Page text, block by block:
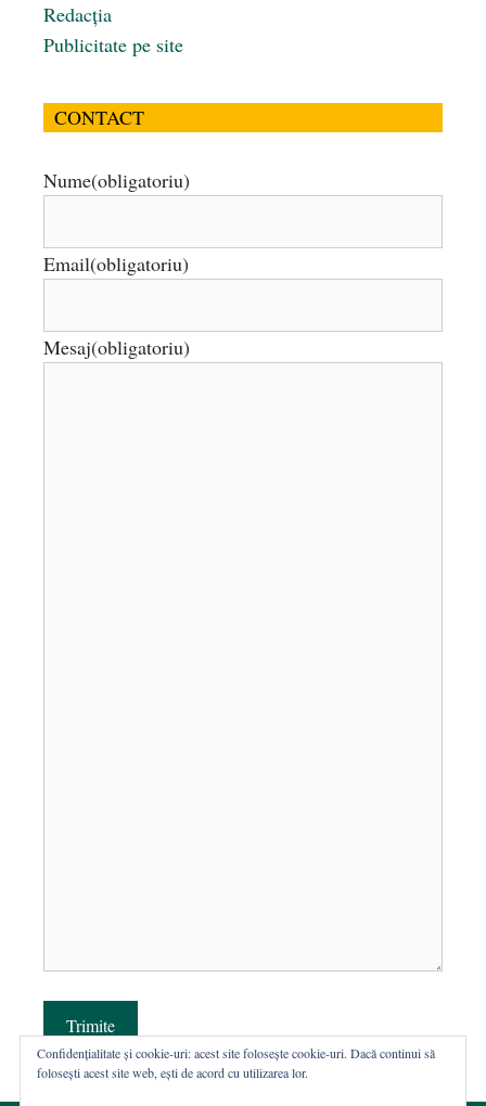
Redacția
Publicitate pe site
CONTACT
Nume(obligatoriu)
Email(obligatoriu)
Mesaj(obligatoriu)
Trimite
Confidențialitate și cookie-uri: acest site folosește cookie-uri. Dacă continui să
folosești acest site web, ești de acord cu utilizarea lor.